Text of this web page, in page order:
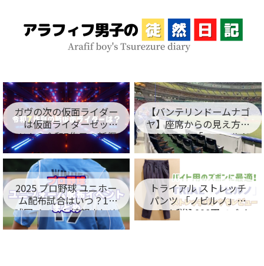
ガヴの次の仮面ライダー
は仮面ライダーゼッ
ツ！？令和7作目の新仮
面ライダー名が判明！
【バンテリンドームナゴ
ヤ】座席からの見え方を
レビュー！「フィールド
シート編」
2025 プロ野球 ユニホー
ム配布試合はいつ？12
球団イベント情報まとめ
トライアル ストレッチ
パンツ 「ノビルノ」口
コミ！税込998円でバイ
ト用のズボンに最適！